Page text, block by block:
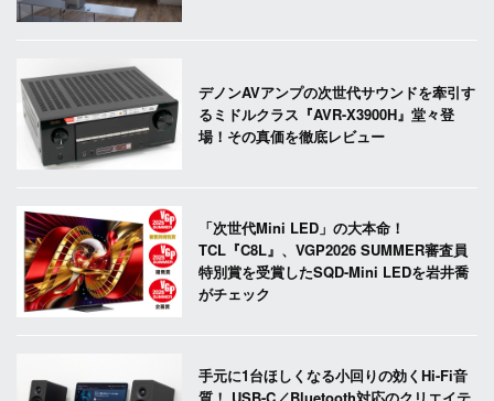
デノンAVアンプの次世代サウンドを牽引す
るミドルクラス『AVR-X3900H』堂々登
場！その真価を徹底レビュー
「次世代Mini LED」の大本命！
TCL『C8L』、VGP2026 SUMMER審査員
特別賞を受賞したSQD-Mini LEDを岩井喬
がチェック
手元に1台ほしくなる小回りの効くHi-Fi音